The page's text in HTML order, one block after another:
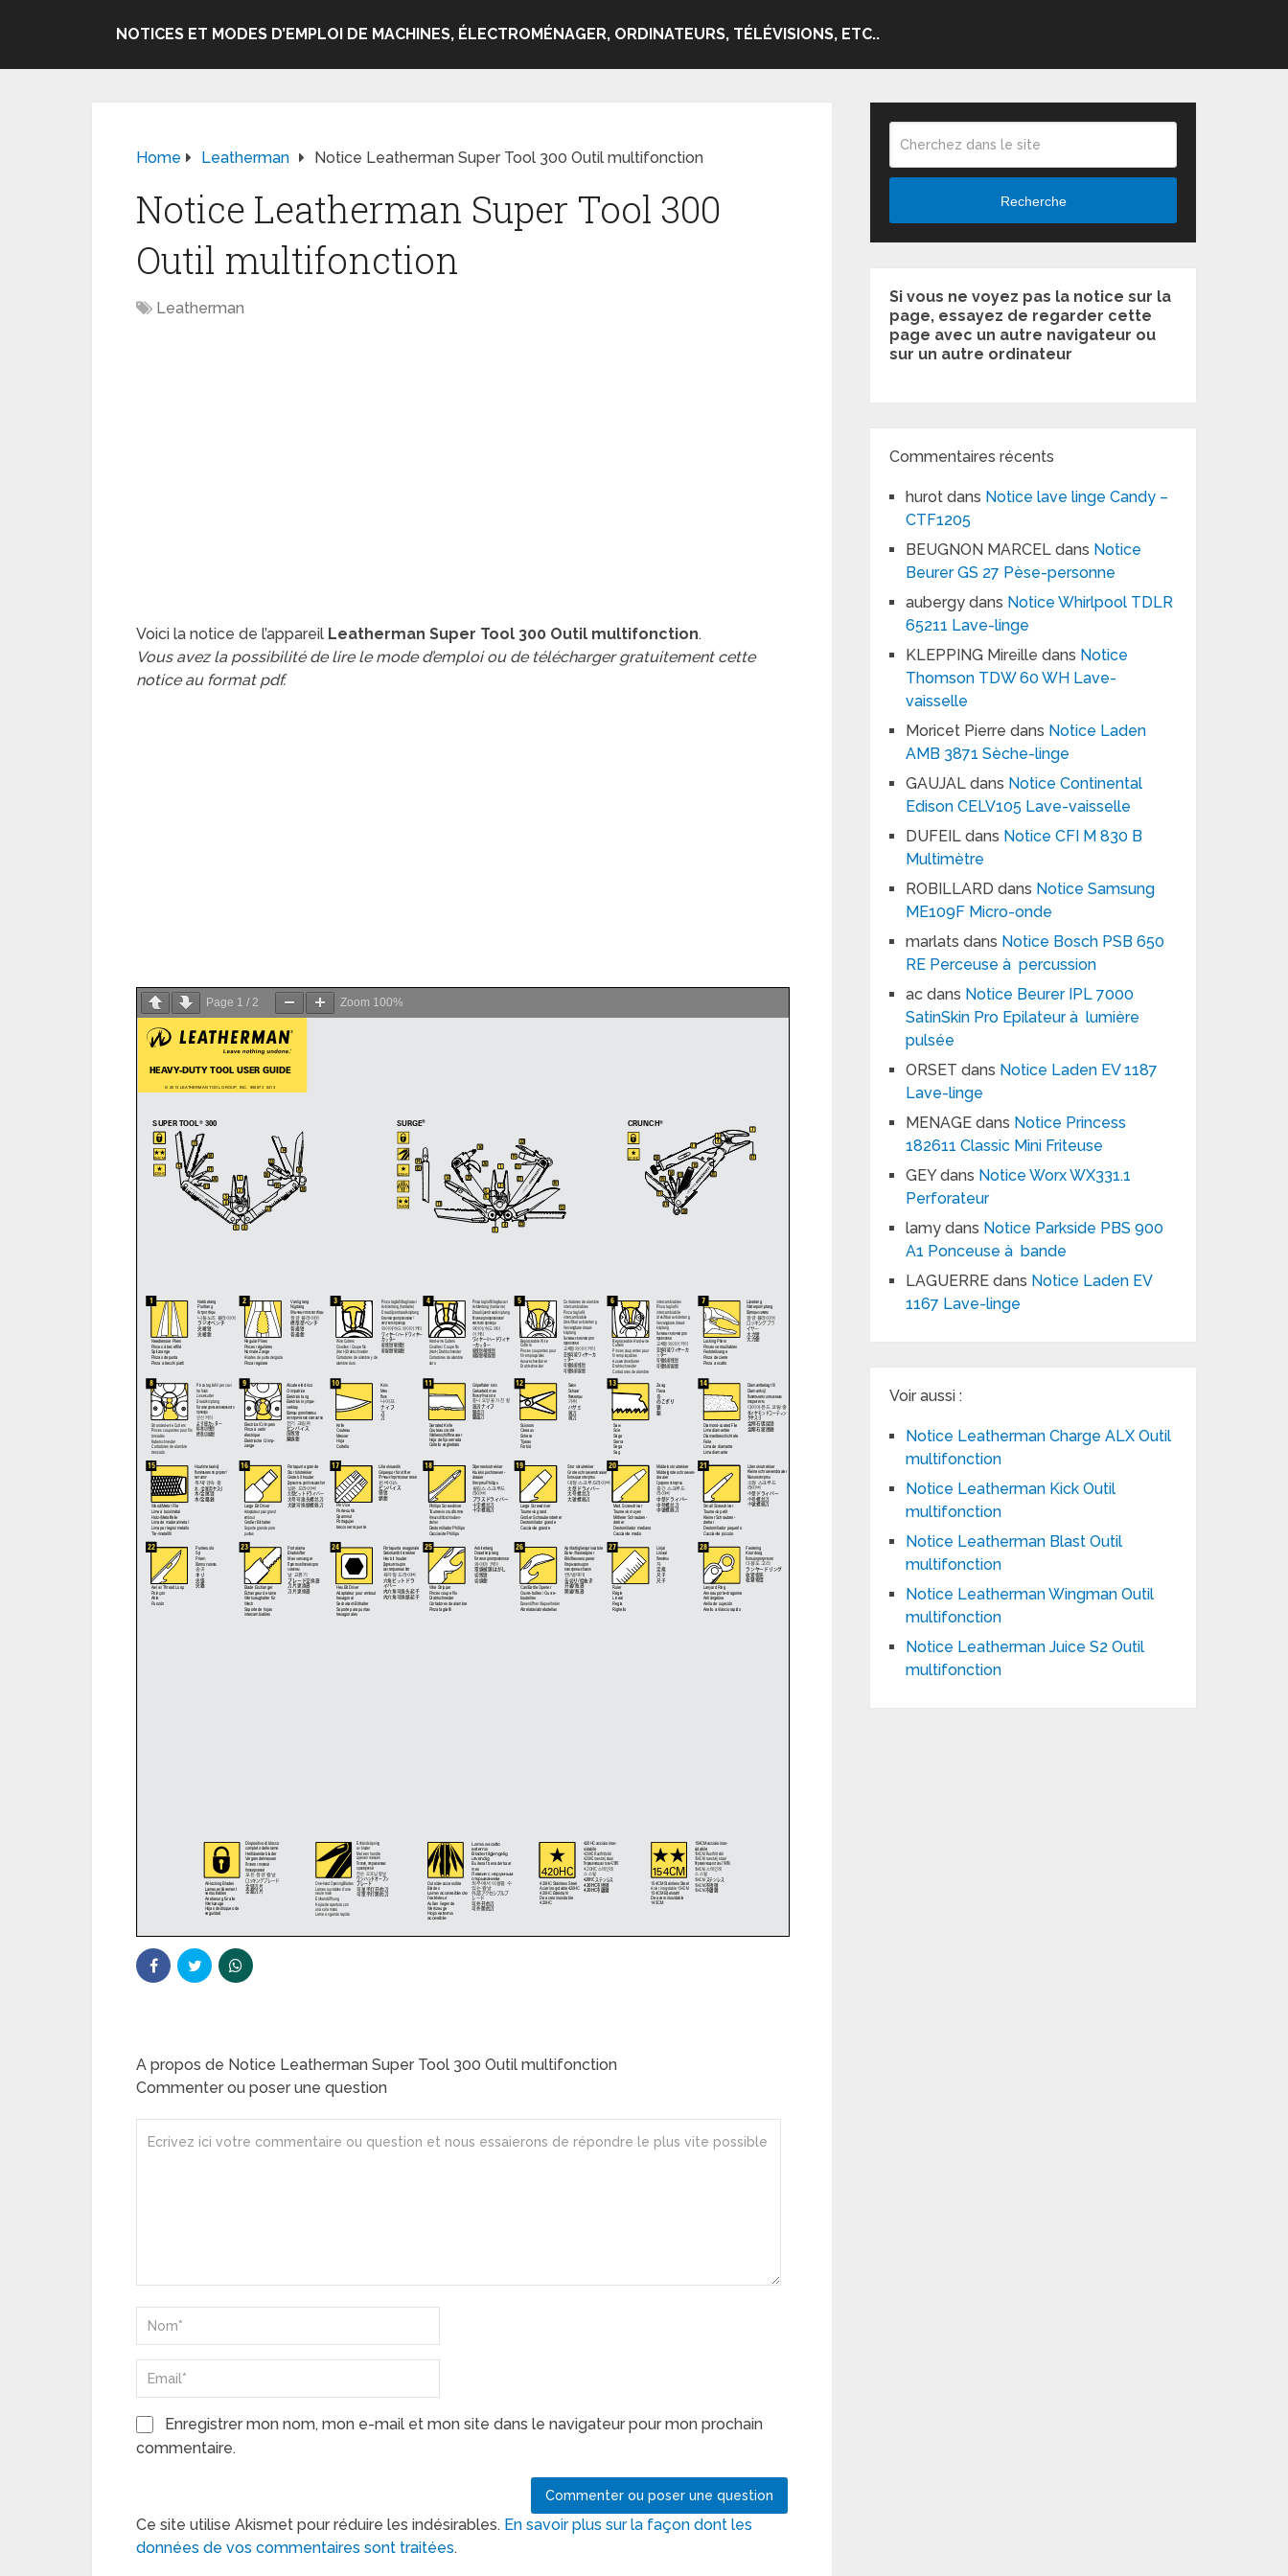
NOTICES ET MODES D’EMPLOI DE MACHINES, ÉLECTROMÉNAGER, ORDINATEURS, TÉLÉVISIONS, ETC..
Home Leatherman Notice Leatherman Super Tool 300 Outil multifonction
Notice Leatherman Super Tool 300
Outil multifonction
Leatherman
Voici la notice de l’appareil Leatherman Super Tool 300 Outil multifonction.
Vous avez la possibilité de lire le mode d’emploi ou de télécharger gratuitement cette
notice au format pdf.
Page 1 / 2 Zoom 100%
A propos de Notice Leatherman Super Tool 300 Outil multifonction
Commenter ou poser une question
Enregistrer mon nom, mon e-mail et mon site dans le navigateur pour mon prochain
commentaire.
Ce site utilise Akismet pour réduire les indésirables. En savoir plus sur la façon dont les
données de vos commentaires sont traitées.
Recherche
Si vous ne voyez pas la notice sur la
page, essayez de regarder cette
page avec un autre navigateur ou
sur un autre ordinateur
Commentaires récents
hurot dans Notice lave linge Candy –
CTF1205
BEUGNON MARCEL dans Notice
Beurer GS 27 Pèse-personne
aubergy dans Notice Whirlpool TDLR
65211 Lave-linge
KLEPPING Mireille dans Notice
Thomson TDW 60 WH Lave-
vaisselle
Moricet Pierre dans Notice Laden
AMB 3871 Sèche-linge
GAUJAL dans Notice Continental
Edison CELV105 Lave-vaisselle
DUFEIL dans Notice CFI M 830 B
Multimètre
ROBILLARD dans Notice Samsung
ME109F Micro-onde
marlats dans Notice Bosch PSB 650
RE Perceuse à percussion
ac dans Notice Beurer IPL 7000
SatinSkin Pro Epilateur à lumière
pulsée
ORSET dans Notice Laden EV 1187
Lave-linge
MENAGE dans Notice Princess
182611 Classic Mini Friteuse
GEYdans Notice Worx WX331.1
Perforateur
lamy dans Notice Parkside PBS 900
A1 Ponceuse à bande
LAGUERRE dans Notice Laden EV
1167 Lave-linge
Voir aussi :
Notice Leatherman Charge ALX Outil
multifonction
Notice Leatherman Kick Outil
multifonction
Notice Leatherman Blast Outil
multifonction
Notice Leatherman Wingman Outil
multifonction
Notice Leatherman Juice S2 Outil
multifonction